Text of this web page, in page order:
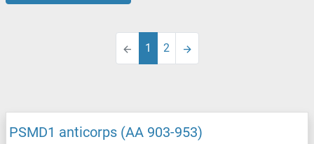
1 2
PSMD1 anticorps (AA 903-953)